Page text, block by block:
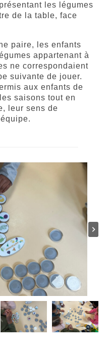
les légumes
de la table, face
paire, les enfants
appartenant à
ne correspondaient
suivante de jouer.
aux enfants de
saisons tout en
leur sens de